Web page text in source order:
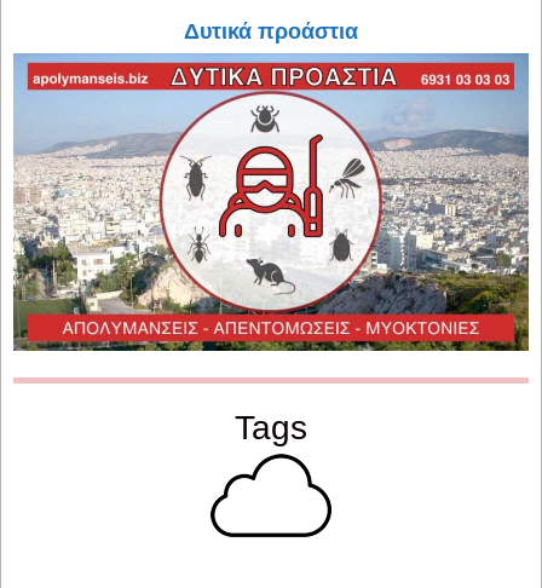
Δυτικά προάστια
Tags